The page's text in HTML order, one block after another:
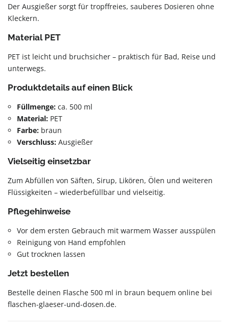
Der Ausgießer sorgt für tropffreies, sauberes Dosieren ohne
Kleckern.
Material PET
PET ist leicht und bruchsicher – praktisch für Bad, Reise und
unterwegs.
Produktdetails auf einen Blick
Füllmenge: ca. 500 ml
Material: PET
Farbe: braun
Verschluss: Ausgießer
Vielseitig einsetzbar
Zum Abfüllen von Säften, Sirup, Likören, Ölen und weiteren
Flüssigkeiten – wiederbefüllbar und vielseitig.
Pflegehinweise
Vor dem ersten Gebrauch mit warmem Wasser ausspülen
Reinigung von Hand empfohlen
Gut trocknen lassen
Jetzt bestellen
Bestelle deinen Flasche 500 ml in braun bequem online bei
flaschen-glaeser-und-dosen.de.